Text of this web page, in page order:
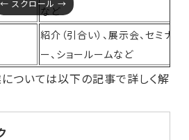
など
紹介（引合い）、展示会、セミナ
ー、ショールームなど
ついては以下の記事で詳しく解